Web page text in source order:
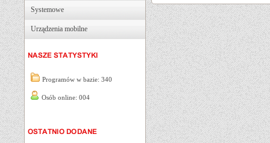
Systemowe
Urządzenia mobilne
Programów w bazie: 340
Osób online: 004